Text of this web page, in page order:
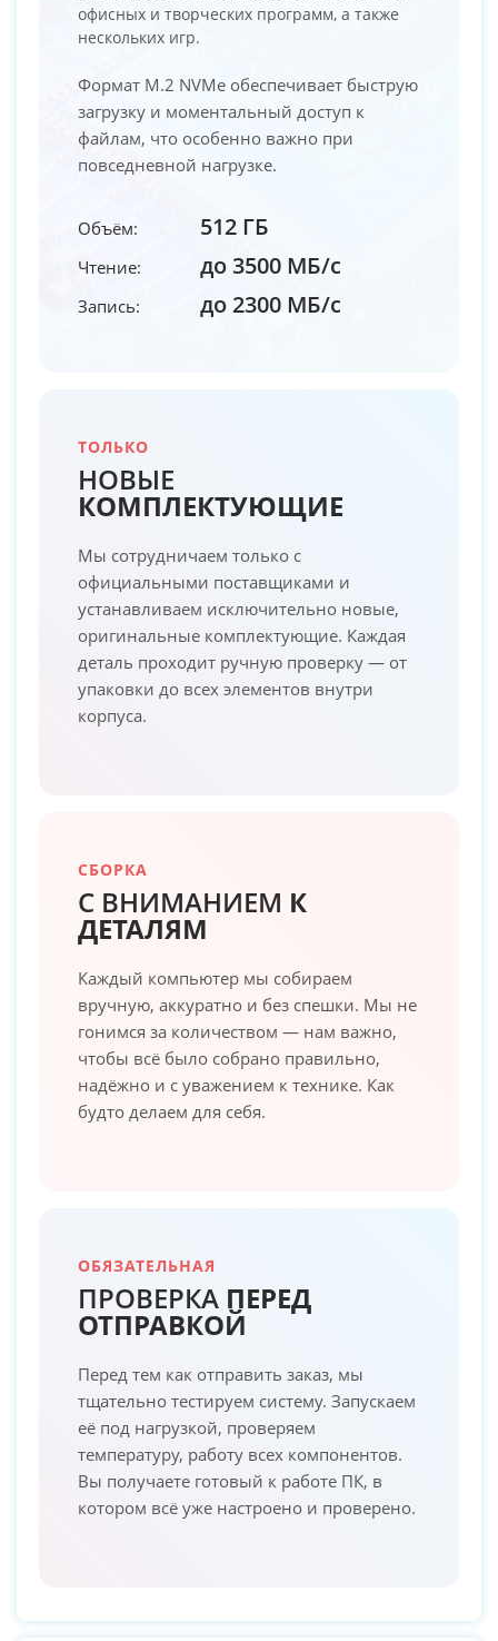
офисных и творческих программ, а также
нескольких игр.
Формат M.2 NVMe обеспечивает быструю
загрузку и моментальный доступ к
файлам, что особенно важно при
повседневной нагрузке.
Объём: 512 ГБ
Чтение: до 3500 МБ/с
Запись: до 2300 МБ/с
ТОЛЬКО
НОВЫЕ
КОМПЛЕКТУЮЩИЕ
Мы сотрудничаем только с
официальными поставщиками и
устанавливаем исключительно новые,
оригинальные комплектующие. Каждая
деталь проходит ручную проверку — от
упаковки до всех элементов внутри
корпуса.
СБОРКА
С ВНИМАНИЕМ К
ДЕТАЛЯМ
Каждый компьютер мы собираем
вручную, аккуратно и без спешки. Мы не
гонимся за количеством — нам важно,
чтобы всё было собрано правильно,
надёжно и с уважением к технике. Как
будто делаем для себя.
ОБЯЗАТЕЛЬНАЯ
ПРОВЕРКА ПЕРЕД
ОТПРАВКОЙ
Перед тем как отправить заказ, мы
тщательно тестируем систему. Запускаем
её под нагрузкой, проверяем
температуру, работу всех компонентов.
Вы получаете готовый к работе ПК, в
котором всё уже настроено и проверено.